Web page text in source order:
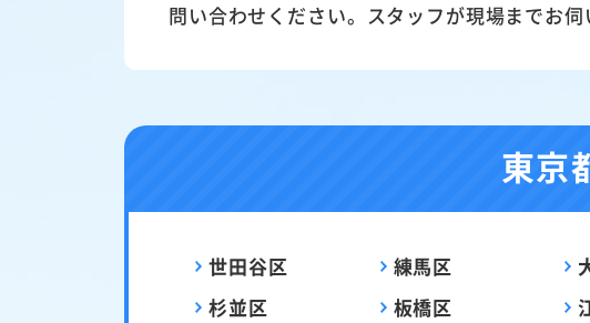
問い合わせください。スタッフが現場までお伺
東京
世田谷区 練馬区
杉並区
板橋区